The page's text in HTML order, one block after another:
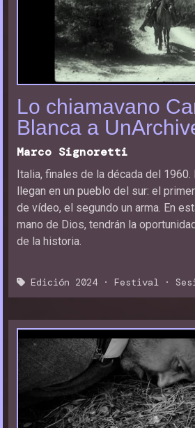
Lo chiamavano
Blanca a
Marco Signoretti
Italia, finales de la década del
llegan en un pueblo del sur: el
de vídeo, el segundo un arma. En
mano de Dios, tendrán la
de la historia.
Edición 2024 · Festival ·